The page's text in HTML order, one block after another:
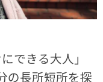
できる大人」
の長所短所を探